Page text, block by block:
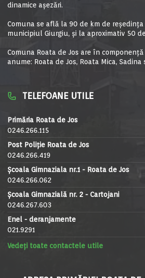
dinamice aşezări.
Comuna se află la 90 de km de
municipiul Giurgiu, şi la aproximativ 50
Comuna Roata de Jos are în
anume: Roata de Jos, Roata Mica, Sadina
TELEFOANE UTILE
Primăria Roata de Jos
0246.266.115
Post Poliție Roata de Jos
0246.266.419
Școala Gimnaziala nr.1 - Roata de Jos
0246.266.062
Școala Gimnazială nr. 2 - Cartojani
0246.267.603
Enel - deranjamente
021.9291
Vedeți toate contactele utile